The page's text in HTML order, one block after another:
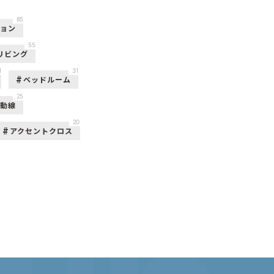
ン
85
ビング
55
ベッドルーム
31
線
25
アクセントクロス
20